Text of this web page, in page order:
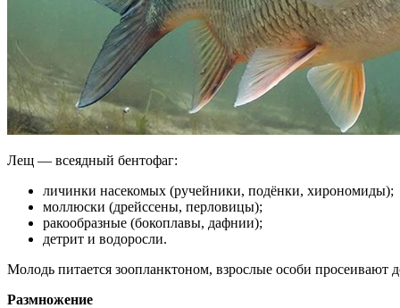
Лещ — всеядный бентофаг:
личинки насекомых (ручейники, подёнки, хирономиды);
моллюски (дрейссены, перловицы);
ракообразные (бокоплавы, дафнии);
детрит и водоросли.
Молодь питается зоопланктоном, взрослые особи
Размножение